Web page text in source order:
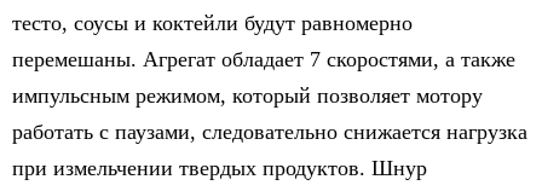
тесто, соусы и коктейли будут равномерно
перемешаны. Агрегат обладает 7 скоростями, а также
импульсным режимом, который позволяет мотору
работать с паузами, следовательно снижается нагрузка
при измельчении твердых продуктов. Шнур